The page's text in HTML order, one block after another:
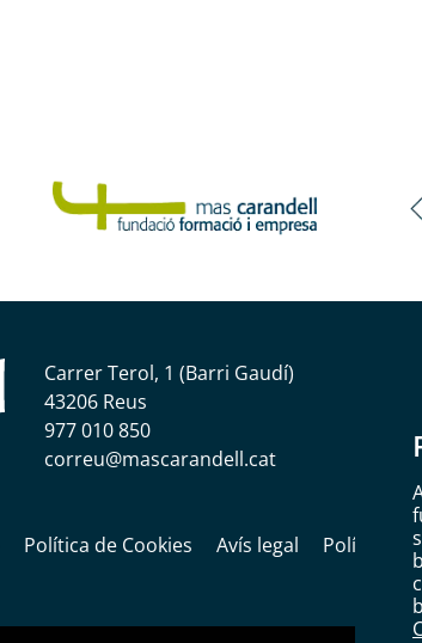
Carrer Terol, 1 (Barri Gaudí)
43206 Reus
977 010 850
correu@mascarandell.cat
Política de Cookies Avís legal Política